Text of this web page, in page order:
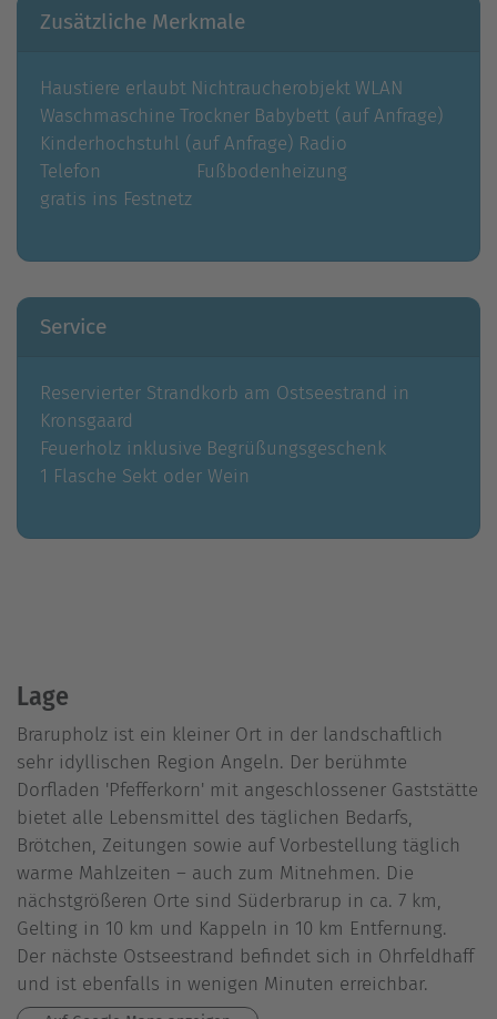
Zusätzliche Merkmale
Haustiere erlaubt NichtraucherobjektWLAN
Waschmaschine Trockner Babybett (auf Anfrage)
Kinderhochstuhl (auf Anfrage) Radio
Telefon
gratis ins Festnetz
Fußbodenheizung
Service
Reservierter Strandkorb am Ostseestrand in
Kronsgaard
Feuerholz inklusive Begrüßungsgeschenk
1 Flasche Sekt oder Wein
Lage
Brarupholz ist ein kleiner Ort in der landschaftlich
sehr idyllischen Region Angeln. Der berühmte
Dorfladen 'Pfefferkorn' mit angeschlossener Gaststätte
bietet alle Lebensmittel des täglichen Bedarfs,
Brötchen, Zeitungen sowie auf Vorbestellung täglich
warme Mahlzeiten – auch zum Mitnehmen. Die
nächstgrößeren Orte sind Süderbrarup in ca. 7 km,
Gelting in 10 km und Kappeln in 10 km Entfernung.
Der nächste Ostseestrand befindet sich in Ohrfeldhaff
und ist ebenfalls in wenigen Minuten erreichbar.